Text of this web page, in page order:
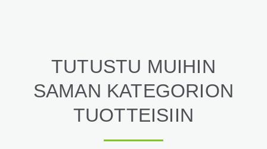
TUTUSTU MUIHIN
SAMAN KATEGORION
TUOTTEISIIN